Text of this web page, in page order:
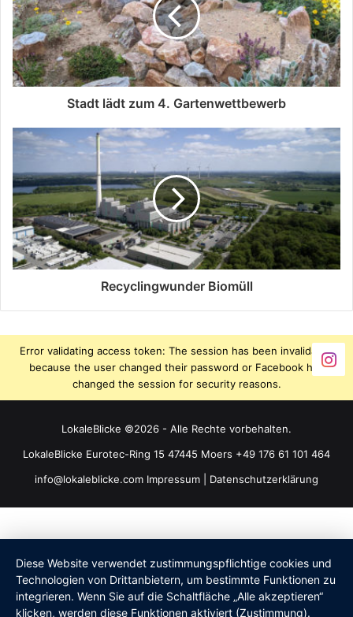
Stadt lädt zum 4. Gartenwettbewerb
Recyclingwunder Biomüll
Error validating access token: The session has been invalidated
because the user changed their password or Facebook has
changed the session for security reasons.
LokaleBlicke ©2026 - Alle Rechte vorbehalten.
LokaleBlicke Eurotec-Ring 15 47445 Moers +49 176 61 101 464
info@lokaleblicke.com Impressum Datenschutzerklärung
Diese Website verwendet zustimmungspflichtige cookies und
Technologien von Drittanbietern, um bestimmte Funktionen zu
integrieren. Wenn Sie auf die Schaltfläche „Alle akzeptieren“
klicken, werden diese Funktionen aktiviert (Zustimmung).